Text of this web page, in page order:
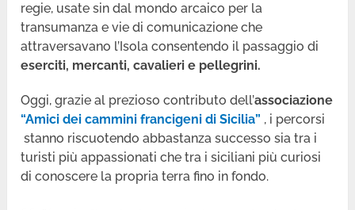
regie, usate sin dal mondo arcaico per la
transumanza e vie di comunicazione che
attraversavano l’Isola consentendo il passaggio di
eserciti, mercanti, cavalieri e pellegrini.
Oggi, grazie al prezioso contributo dell’associazione
“Amici dei cammini francigeni di Sicilia” , i percorsi
stanno riscuotendo abbastanza successo sia tra i
turisti più appassionati che tra i siciliani più curiosi
di conoscere la propria terra fino in fondo.